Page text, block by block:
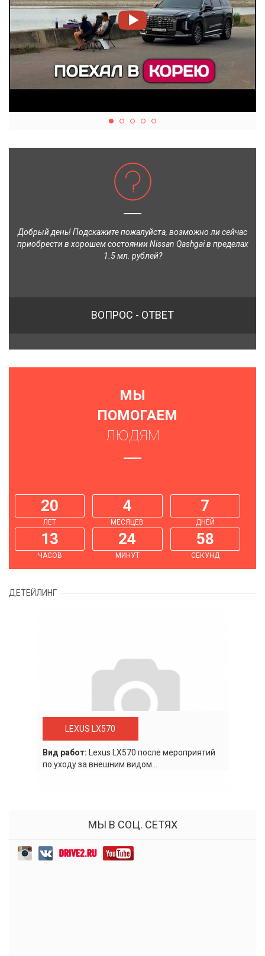
Добрый день! Подскажите пожалуйста, возможно ли сейчас
приобрести в хорошем состоянии Nissan Qashgai в пределах
1.5 мл. рублей?
ВОПРОС - ОТВЕТ
МЫ
ПОМОГАЕМ
ЛЮДЯМ
20
ЛЕТ
4
МЕСЯЦЕВ
7
ДНЕЙ
13
ЧАСОВ
24
МИНУТ
58
СЕКУНД
ДЕТЕЙЛИНГ
LEXUS LX570
Вид работ: Lexus LХ570 после мероприятий
по уходу за внешним видом...
МЫ В СОЦ. СЕТЯХ